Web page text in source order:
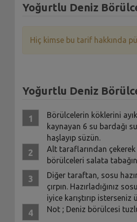
Yoğurtlu Deniz
Hiç kimse bu tarif hakkında
Yoğurtlu Deniz
Börülcelerin köklerini
kaynayan 6 su bardağı
haşlayıp süzün.
Alt taraflarından çekerek
börülceleri salata
Diğer taraftan, sosu
çırpın. Hazırladığınız
iyice karıştırıp
Not ; Deniz börülcesi